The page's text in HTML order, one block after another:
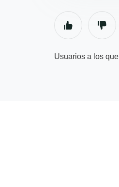
Usuarios a los